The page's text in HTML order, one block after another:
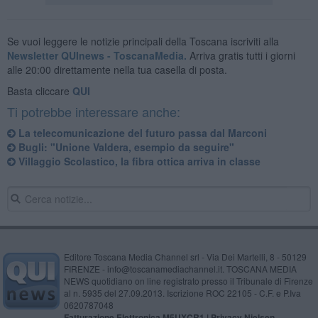
Se vuoi leggere le notizie principali della Toscana iscriviti alla
Newsletter QUInews - ToscanaMedia. Arriva gratis tutti i giorni
alle 20:00 direttamente nella tua casella di posta.
Basta cliccare QUI
Ti potrebbe interessare anche:
La telecomunicazione del futuro passa dal Marconi
Bugli: "Unione Valdera, esempio da seguire"
​Villaggio Scolastico, la fibra ottica arriva in classe
Editore Toscana Media Channel srl - Via Dei Martelli, 8 - 50129
FIRENZE - info@toscanamediachannel.it. TOSCANA MEDIA
NEWS quotidiano on line registrato presso il Tribunale di Firenze
al n. 5935 del 27.09.2013. Iscrizione ROC 22105 - C.F. e P.Iva
0620787048